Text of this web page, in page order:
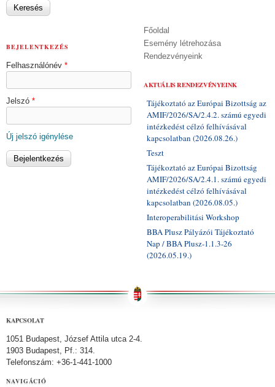
BEJELENTKEZÉS
Felhasználónév *
Jelszó *
Új jelszó igénylése
Főoldal
Esemény létrehozása
Rendezvényeink
AKTUÁLIS RENDEZVÉNYEINK
Tájékoztató az Európai Bizottság az
AMIF/2026/SA/2.4.2. számú egyedi
intézkedést célzó felhívásával
kapcsolatban (2026.08.26.)
Teszt
Tájékoztató az Európai Bizottság
AMIF/2026/SA/2.4.1. számú egyedi
intézkedést célzó felhívásával
kapcsolatban (2026.08.05.)
Interoperabilitási Workshop
BBA Plusz Pályázói Tájékoztató
Nap / BBA Plusz-1.1.3-26
(2026.05.19.)
KAPCSOLAT
1051 Budapest, József Attila utca 2-4.
1903 Budapest, Pf.: 314.
Telefonszám: +36-1-441-1000
NAVIGÁCIÓ